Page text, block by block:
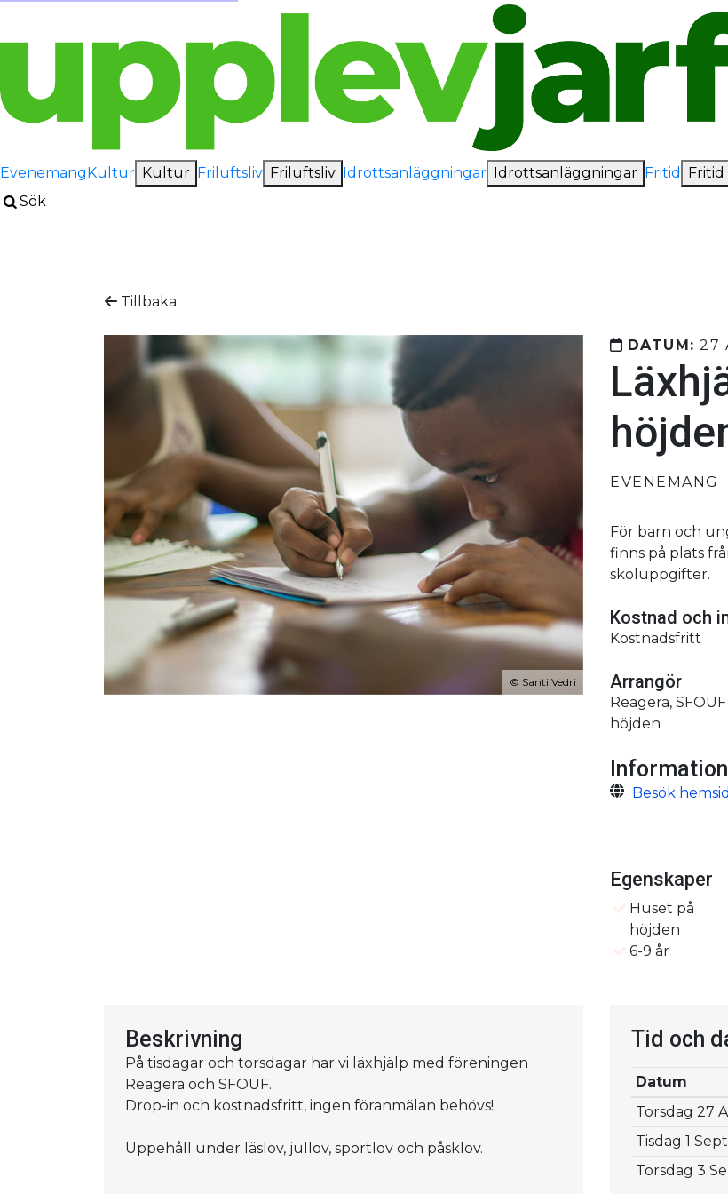
EvenemangKultur Kultur Friluftsliv Friluftsliv Idrottsanläggningar Idrottsanläggningar Fritid Fritid
Sök
Tillbaka
© Santi Vedri
DATUM: 27
EVENEMANG
För barn och
finns på plats
skoluppgifter.
Kostnad och
Kostnadsfritt
Arrangör
Reagera,
höjden
Information
Besök
Egenskaper
Huset på
höjden
6-9 år
Beskrivning
På tisdagar och torsdagar har vi läxhjälp med föreningen
Reagera och SFOUF.
Drop-in och kostnadsfritt, ingen föranmälan behövs!
Uppehåll under läslov, jullov, sportlov och påsklov.
Tid och
Datum
Torsdag 27
Tisdag 1
Torsdag 3